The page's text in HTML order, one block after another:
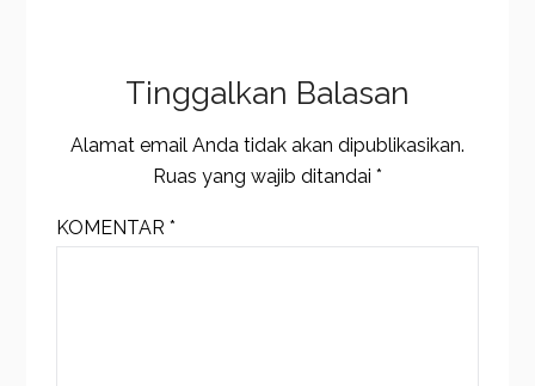
Tinggalkan Balasan
Alamat email Anda tidak akan dipublikasikan.
Ruas yang wajib ditandai *
KOMENTAR*